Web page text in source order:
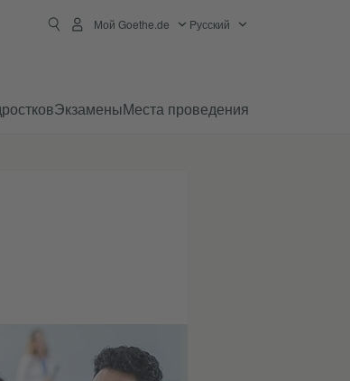
Мой Goethe.de Pусский
ЭкзаменыМеста проведения